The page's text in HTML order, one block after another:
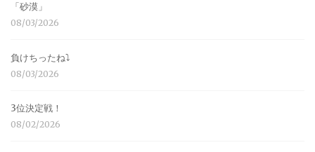
「砂漠」
08/03/2026
負けちったね⤵︎
08/03/2026
3位決定戦！
08/02/2026